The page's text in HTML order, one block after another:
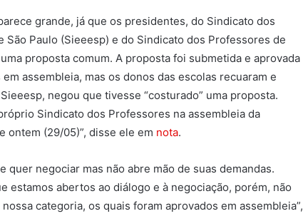
grande, já que os presidentes, do Sindicato dos
São Paulo (Sieeesp) e do Sindicato dos Professores de
proposta comum. A proposta foi submetida e aprovada
assembleia, mas os donos das escolas recuaram e
negou que tivesse “costurado” uma proposta.
Sindicato dos Professores na assembleia da
ontem (29/05)”, disse ele em nota.
quer negociar mas não abre mão de suas demandas.
estamos abertos ao diálogo e à negociação, porém, não
categoria, os quais foram aprovados em assembleia”,